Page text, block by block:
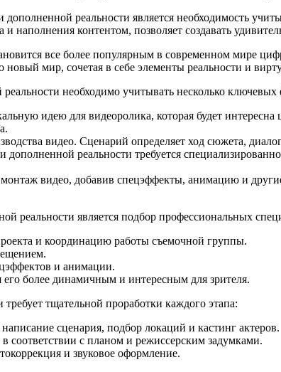
реальности является необходимость
наполнения контентом, позволяет создавать
все более популярным в современном мире
мир, сочетая в себе элементы реальности и
необходимо учитывать несколько ключевых
идею для видеоролика, которая будет
видео. Сценарий определяет ход сюжета,
реальности требуется
видео, добавив спецэффекты, анимацию и
реальности является подбор профессиональных
и координацию работы съемочной группы.
и анимации.
более динамичным и интересным для зрителя.
тщательной проработки каждого этапа:
сценария, подбор локаций и кастинг актеров.
соответствии с планом и режиссерским задумками.
и звуковое оформление.